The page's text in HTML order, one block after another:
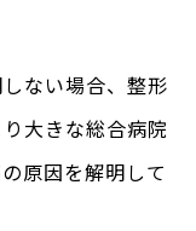
ない場合、整形
大きな総合病院
原因を解明して